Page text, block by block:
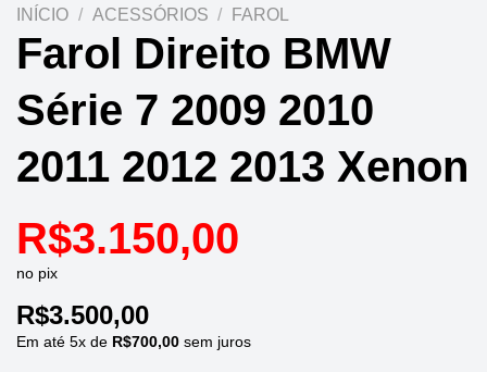
INÍCIO / ACESSÓRIOS / FAROL
Farol Direito BMW
Série 7 2009 2010
2011 2012 2013 Xenon
R$3.150,00
no pix
R$3.500,00
Em até 5x de R$700,00 sem juros